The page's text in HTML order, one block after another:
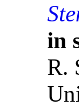
in
R.